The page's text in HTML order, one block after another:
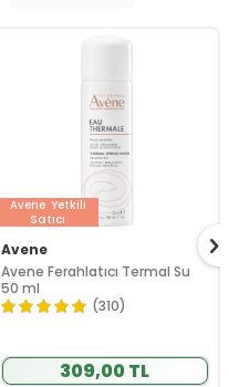
Avene Yetkili
Satıcı
Avene
Avene Ferahlatıcı Termal Su
50 ml
(310)
309,00 TL